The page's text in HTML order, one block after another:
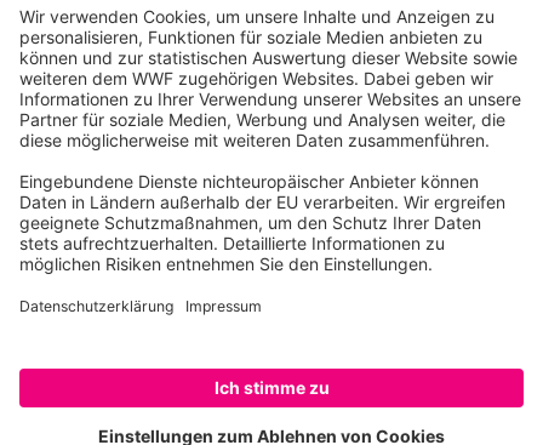
Ihre Spende kann steuerlich geltend gemacht werden
Registriert als Stiftung WWF Deutschland, Senatsverwaltung für
Justiz Berlin, Az: 3416/976/2
Umsatzsteuer-Identifikationsnummer: DE 114236103
Freistellungsbescheid: Als gemeinnützige Körperschaft befreit
von der Körperschaftssteuer gem. §5 I 9 KStg. unter der
Steuernummer 27/641/09321